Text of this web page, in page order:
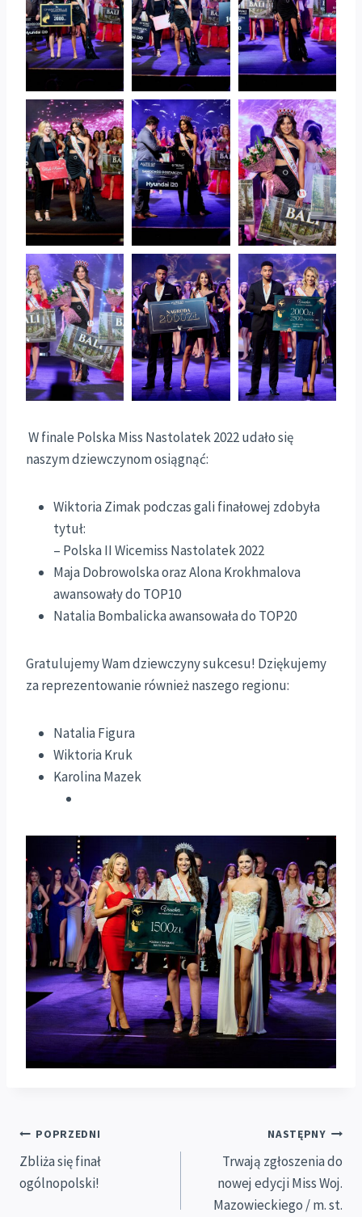
W finale Polska Miss Nastolatek 2022 udało się
naszym dziewczynom osiągnąć:
Wiktoria Zimak podczas gali finałowej zdobyła
tytuł:
– Polska II Wicemiss Nastolatek 2022
Maja Dobrowolska oraz Alona Krokhmalova
awansowały do TOP10
Natalia Bombalicka awansowała do TOP20
Gratulujemy Wam dziewczyny sukcesu! Dziękujemy
za reprezentowanie również naszego regionu:
Natalia Figura
Wiktoria Kruk
Karolina Mazek
Nawigacja
wpisu
POPRZEDNI
Zbliża się finał
ogólnopolski!
NASTĘPNY
Trwają zgłoszenia do
nowej edycji Miss Woj.
Mazowieckiego / m. st.